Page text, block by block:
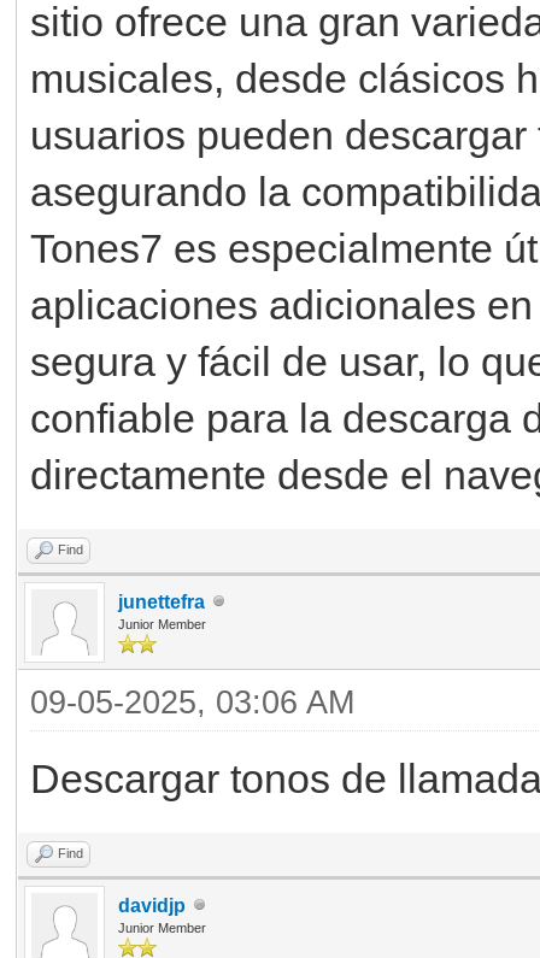
sitio ofrece una gran
musicales, desde clásicos
usuarios pueden
asegurando la
Tones7 es especialmente
aplicaciones adicionales
segura y fácil de usar, lo
confiable para la descarga
directamente desde el
Find
junettefra
Junior Member
09-05-2025, 03:06 AM
Descargar tonos de
Find
davidjp
Junior Member